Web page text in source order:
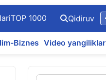
TOP 1000 Qidiruv
Biznes Video yangiliklar